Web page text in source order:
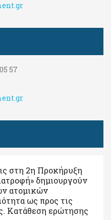
57
στη 2η Προκήρυξη
δημιουργούν
ατομικών
ως προς τις
Κατάθεση ερώτησης